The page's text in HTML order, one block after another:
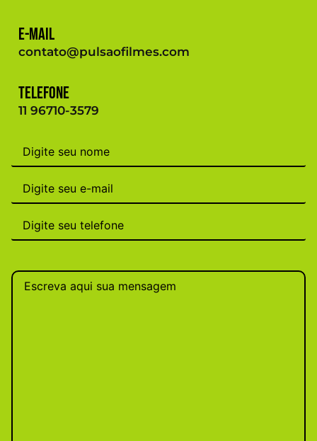
E-mail
contato@pulsaofilmes.com
Telefone
11 96710-3579